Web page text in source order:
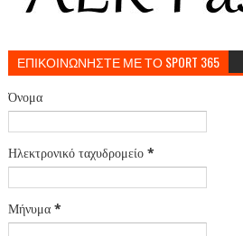
ΕΠΙΚΟΙΝΩΝΗΣΤΕ ΜΕ ΤΟ SPORT 365
Όνομα
Ηλεκτρονικό ταχυδρομείο *
Μήνυμα *